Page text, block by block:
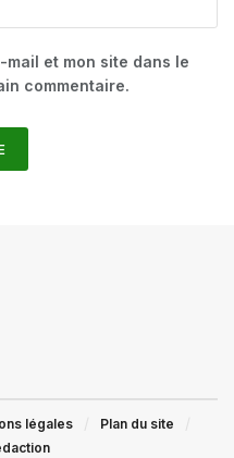
mail et mon site dans le
commentaire.
légales
Plan du site